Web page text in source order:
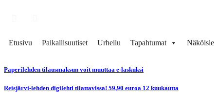
Etusivu Paikallisuutiset Urheilu Tapahtumat
Paperilehden tilausmaksun voit muuttaa e-laskuksi
Reisjärvi-lehden digilehti tilattavissa! 59,90 euroa 12 kuukautta